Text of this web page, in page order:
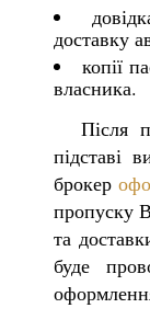
доставку
копії
власника.
Після
підставі
брокер
пропуску
та
буде